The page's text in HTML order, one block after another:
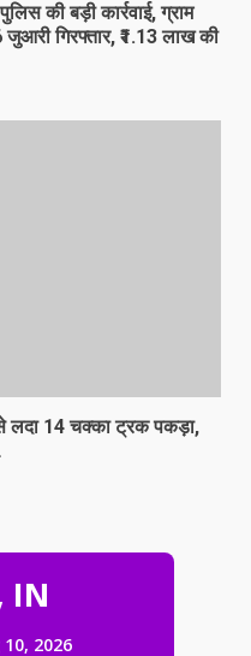
की बड़ी कार्रवाई, ग्राम
गिरफ्तार, ₹1.13 लाख की
लदा 14 चक्का ट्रक पकड़ा,
IN
2026
24 टन अवैध कबाड़ से लदा
₹17.55 लाख का